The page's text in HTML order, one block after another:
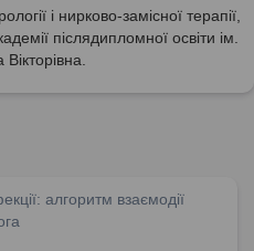
і нирково-замісної терапії,
післядипломної освіти ім.
алгоритм взаємодії